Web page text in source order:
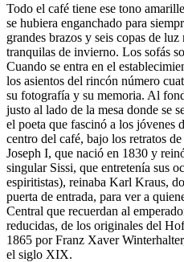
Todo el café tiene ese tono
se hubiera enganchado para
grandes brazos y seis copas de
tranquilas de invierno. Los sofás
Cuando se entra en el
los asientos del rincón número
su fotografía y su memoria. Al
justo al lado de la mesa donde se
el poeta que fascinó a los jóvenes
centro del café, bajo los retratos
Joseph I, que nació en 1830 y
singular Sissi, que entretenía sus
espiritistas), reinaba Karl Kraus,
puerta de entrada, para ver a
Central que recuerdan al
reducidas, de los originales del
1865 por Franz Xaver
el siglo XIX.